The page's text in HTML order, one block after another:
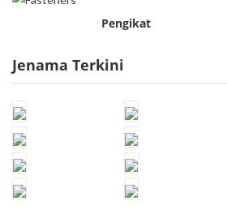
Pengikat
Jenama Terkini